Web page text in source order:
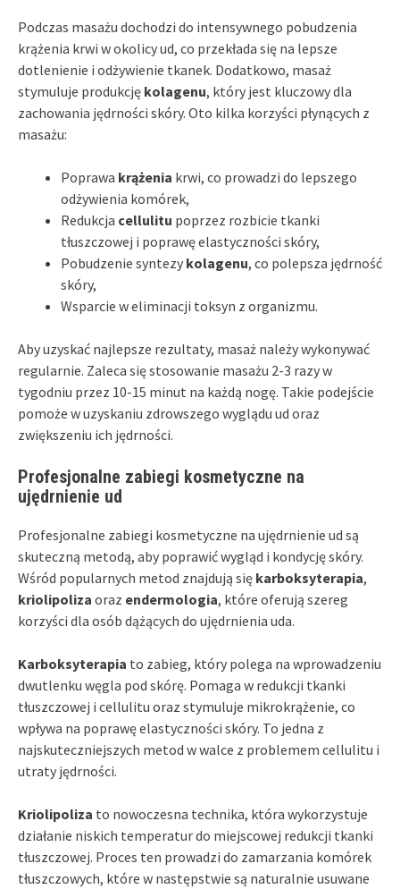
Podczas masażu dochodzi do intensywnego pobudzenia
krążenia krwi w okolicy ud, co przekłada się na lepsze
dotlenienie i odżywienie tkanek. Dodatkowo, masaż
stymuluje produkcję kolagenu, który jest kluczowy dla
zachowania jędrności skóry. Oto kilka korzyści płynących z
masażu:
Poprawa krążenia krwi, co prowadzi do lepszego
odżywienia komórek,
Redukcja cellulitu poprzez rozbicie tkanki
tłuszczowej i poprawę elastyczności skóry,
Pobudzenie syntezy kolagenu, co polepsza jędrność
skóry,
Wsparcie w eliminacji toksyn z organizmu.
Aby uzyskać najlepsze rezultaty, masaż należy wykonywać
regularnie. Zaleca się stosowanie masażu 2-3 razy w
tygodniu przez 10-15 minut na każdą nogę. Takie podejście
pomoże w uzyskaniu zdrowszego wyglądu ud oraz
zwiększeniu ich jędrności.
Profesjonalne zabiegi kosmetyczne na
ujędrnienie ud
Profesjonalne zabiegi kosmetyczne na ujędrnienie ud są
skuteczną metodą, aby poprawić wygląd i kondycję skóry.
Wśród popularnych metod znajdują się karboksyterapia,
kriolipoliza oraz endermologia, które oferują szereg
korzyści dla osób dążących do ujędrnienia uda.
Karboksyterapia to zabieg, który polega na wprowadzeniu
dwutlenku węgla pod skórę. Pomaga w redukcji tkanki
tłuszczowej i cellulitu oraz stymuluje mikrokrążenie, co
wpływa na poprawę elastyczności skóry. To jedna z
najskuteczniejszych metod w walce z problemem cellulitu i
utraty jędrności.
Kriolipoliza to nowoczesna technika, która wykorzystuje
działanie niskich temperatur do miejscowej redukcji tkanki
tłuszczowej. Proces ten prowadzi do zamarzania komórek
tłuszczowych, które w następstwie są naturalnie usuwane